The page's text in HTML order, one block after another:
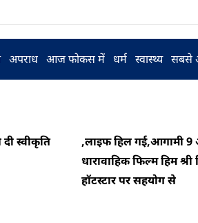
अपराध आज फोकस में धर्म स्वास्थ्य सबसे
स्वीकृति
,लाइफ हिल गई,आगामी 9
धारावाहिक फिल्म हिम श्री
हॉटस्टार पर सहयोग से